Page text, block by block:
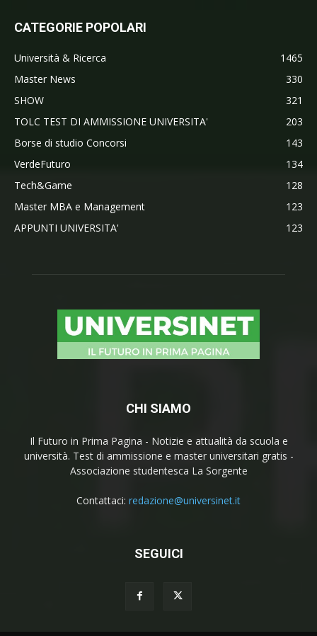
CATEGORIE POPOLARI
Università & Ricerca
1465
Master News
330
SHOW
321
TOLC TEST DI AMMISSIONE UNIVERSITA'
203
Borse di studio Concorsi
143
VerdeFuturo
134
Tech&Game
128
Master MBA e Management
123
APPUNTI UNIVERSITA'
123
CHI SIAMO
Il Futuro in Prima Pagina - Notizie e attualità da scuola e
università. Test di ammissione e master universitari gratis -
Associazione studentesca La Sorgente
Contattaci: redazione@universinet.it
SEGUICI